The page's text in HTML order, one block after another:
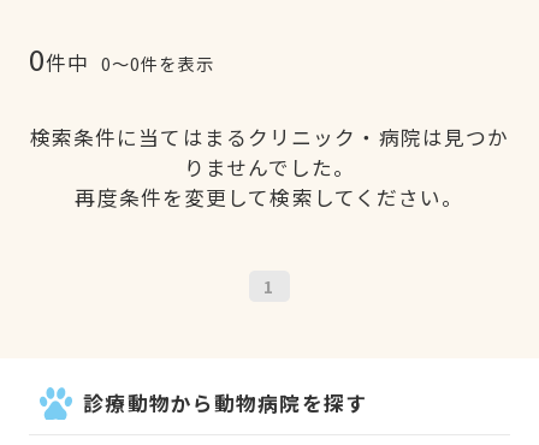
0件中 0〜0件を表示
検索条件に当てはまるクリニック・病院は見つか
りませんでした。
再度条件を変更して検索してください。
1
診療動物から動物病院を探す